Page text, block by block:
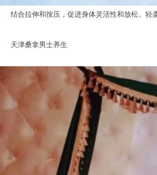
结合拉伸和按压，促进身体灵活性和放松。轻柔
天津桑拿男士养生